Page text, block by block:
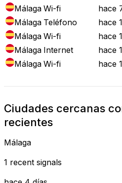
Málaga Wi-fi
hace
Málaga Teléfono
hace
Málaga Wi-fi
hace
Málaga Internet
hace
Málaga Wi-fi hace
Ciudades cercanas
recientes
Málaga
1 recent signals